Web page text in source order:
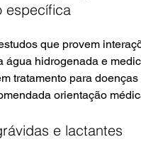
específica
que provem
água hidrogenada e
tratamento para
orientação
e lactantes